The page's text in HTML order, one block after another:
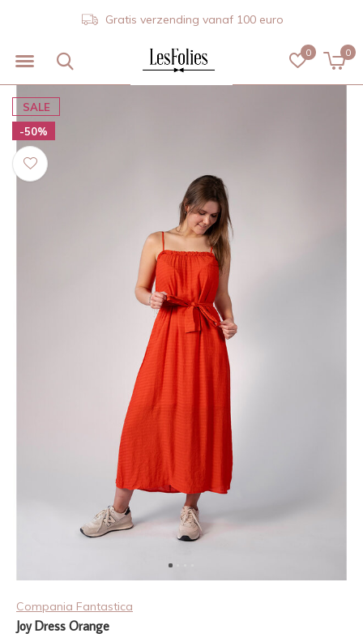
0 0
Gratis verzending vanaf 100 euro
SALE
-50%
Compania Fantastica
Joy Dress Orange